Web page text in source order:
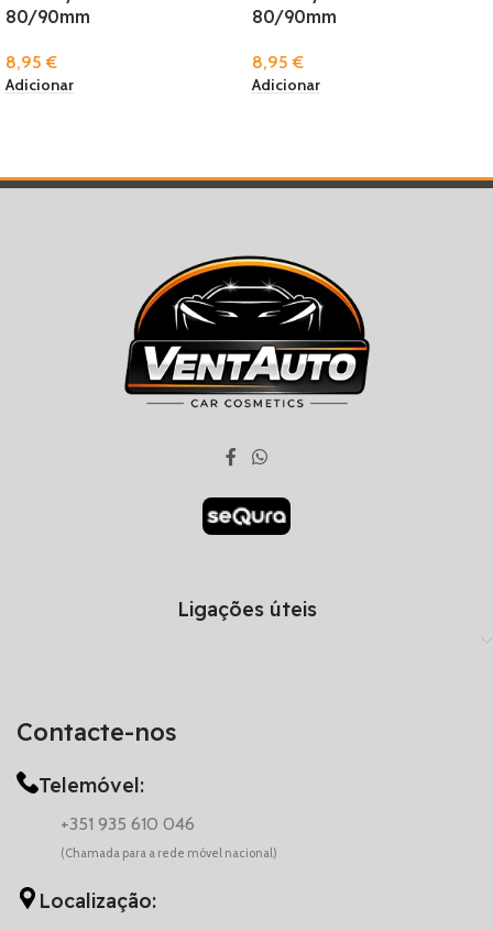
80/90mm
8,95€
Adicionar
80/90mm
8,95€
Adicionar
Contacte-nos
Telemóvel:
+351 935 610 046
(Chamada para a rede móvel nacional)
Localização:
Ligações úteis